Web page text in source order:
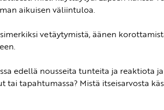
aikuisen väliintuloa.
vetäytymistä, äänen
edellä nousseita tunteita ja reaktiota
tapahtumassa? Mistä itseisarvosta